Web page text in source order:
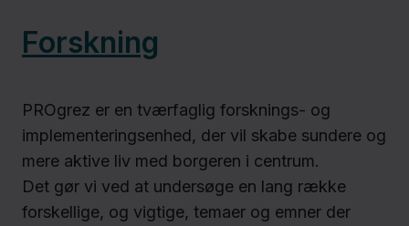
Forskning
PROgrez er en tværfaglig forsknings- og
implementeringsenhed, der vil skabe sundere og
mere aktive liv med borgeren i centrum.
Det gør vi ved at undersøge en lang række
forskellige, og vigtige, temaer og emner der